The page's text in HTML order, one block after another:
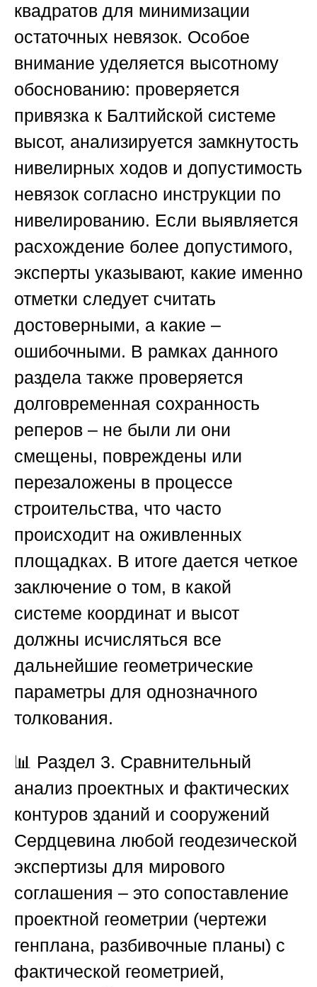
квадратов для минимизации
остаточных невязок. Особое
внимание уделяется высотному
обоснованию: проверяется
привязка к Балтийской системе
высот, анализируется замкнутость
нивелирных ходов и допустимость
невязок согласно инструкции по
нивелированию. Если выявляется
расхождение более допустимого,
эксперты указывают, какие именно
отметки следует считать
достоверными, а какие –
ошибочными. В рамках данного
раздела также проверяется
долговременная сохранность
реперов – не были ли они
смещены, повреждены или
перезаложены в процессе
строительства, что часто
происходит на оживленных
площадках. В итоге дается четкое
заключение о том, в какой
системе координат и высот
должны исчисляться все
дальнейшие геометрические
параметры для однозначного
толкования.
📊 Раздел 3. Сравнительный
анализ проектных и фактических
контуров зданий и сооружений
Сердцевина любой геодезической
экспертизы для мирового
соглашения – это сопоставление
проектной геометрии (чертежи
генплана, разбивочные планы) с
фактической геометрией,